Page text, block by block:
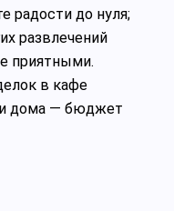
радости до нуля;
развлечений
приятными.
в кафе
дома — бюджет